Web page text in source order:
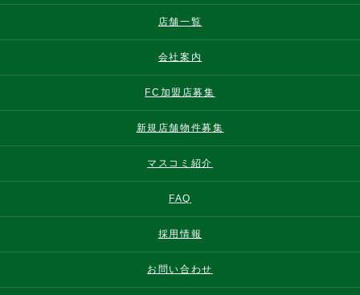
店舗一覧
会社案内
FC加盟店募集
新規店舗物件募集
マスコミ紹介
FAQ
採用情報
お問い合わせ